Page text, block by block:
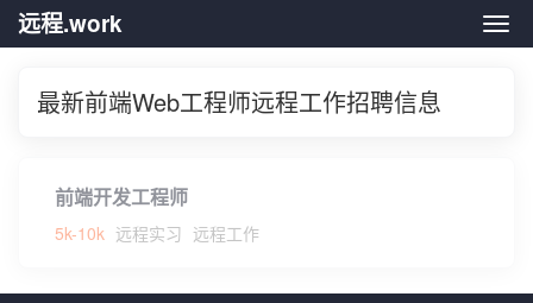
远
远程.work
最新前端Web工程师远程工作招聘信息
前端开发工程师
5k-10k 远程实习 远程工作